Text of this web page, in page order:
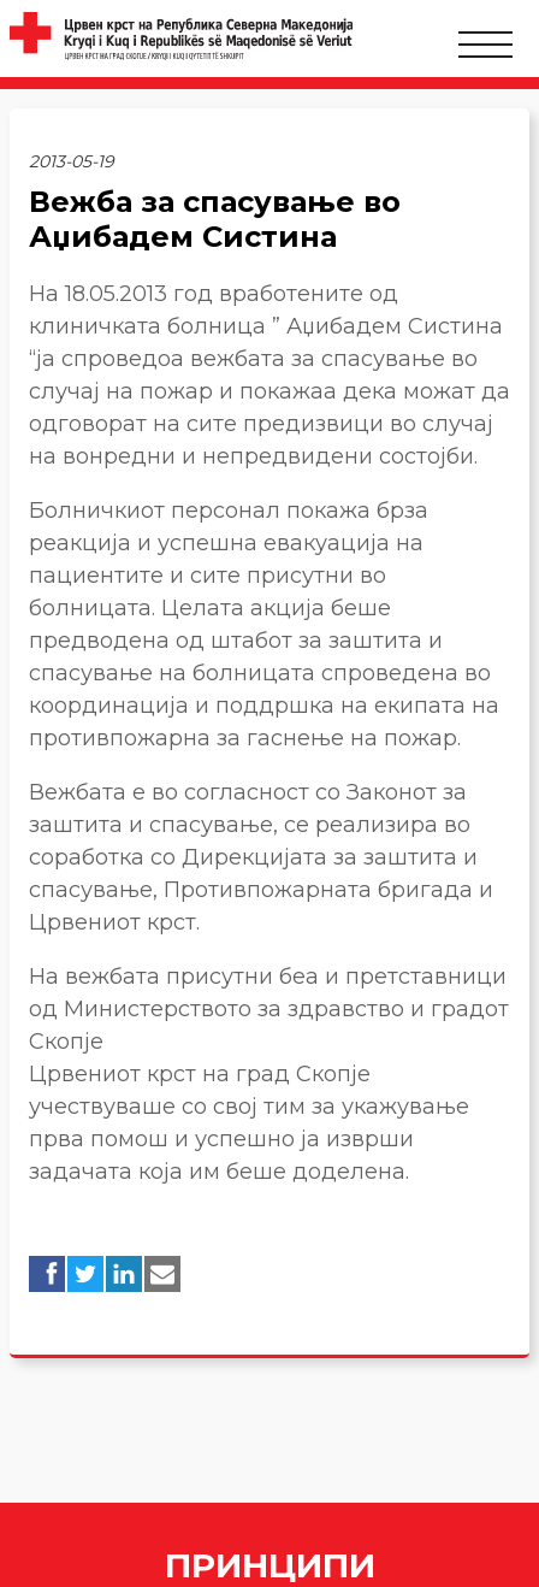
2013-05-19
Вежба за спасување во
Аџибадем Систина
На 18.05.2013 год вработените од
клиничката болница ” Аџибадем Систина
“ја спроведоа вежбата за спасување во
случај на пожар и покажаа дека можат да
одговорат на сите предизвици во случај
на вонредни и непредвидени состојби.
Болничкиот персонал покажа брза
реакција и успешна евакуација на
пациентите и сите присутни во
болницата. Целата акција беше
предводена од штабот за заштита и
спасување на болницата спроведена во
координација и поддршка на екипата на
противпожарна за гаснење на пожар.
Вежбата е во согласност со Законот за
заштита и спасување, се реализира во
соработка со Дирекцијата за заштита и
спасување, Противпожарната бригада и
Црвениот крст.
На вежбата присутни беа и претставници
од Министерството за здравство и градот
Скопје
Црвениот крст на град Скопје
учествуваше со свој тим за укажување
прва помош и успешно ја изврши
задачата која им беше доделена.
ПРИНЦИПИ